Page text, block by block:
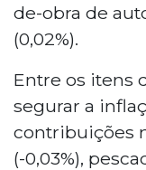
de-obra de
(0,02%).
Entre os itens
segurar a
contribuições
(-0,03%),